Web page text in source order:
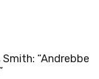
“Andrebbe